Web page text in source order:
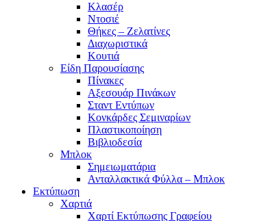
Κλασέρ
Ντοσιέ
Θήκες – Ζελατίνες
Διαχωριστικά
Κουτιά
Είδη Παρουσίασης
Πίνακες
Αξεσουάρ Πινάκων
Σταντ Εντύπων
Κονκάρδες Σεμιναρίων
Πλαστικοποίηση
Βιβλιοδεσία
Μπλοκ
Σημειωματάρια
Ανταλλακτικά Φύλλα – Μπλοκ
Εκτύπωση
Χαρτιά
Χαρτί Εκτύπωσης Γραφείου